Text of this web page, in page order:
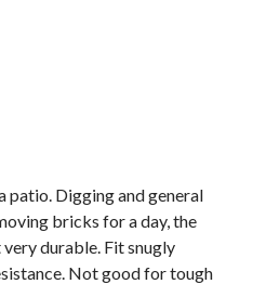
patio. Digging and general
bricks for a day, the
durable. Fit snugly
Not good for tough